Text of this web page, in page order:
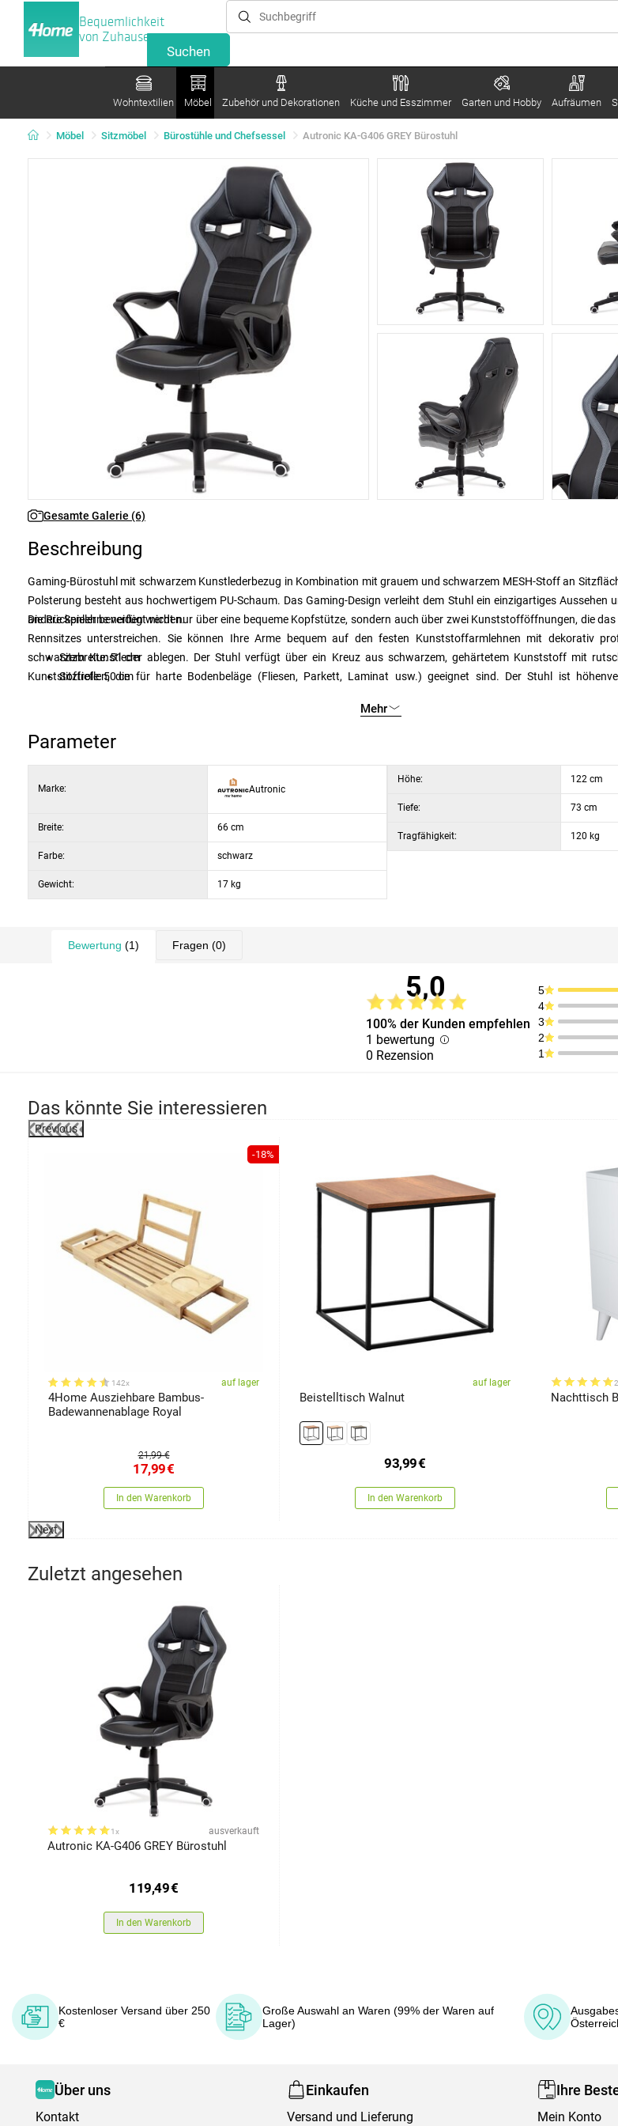
Bequemlichkeit
von Zuhause
Wohntextilien Möbel Zubehör und Dekorationen Küche und Esszimmer Garten und Hobby Aufräumen
Möbel Sitzmöbel Bürostühle und Chefsessel Autronic KA-G406 GREY Bürostuhl
Gesamte Galerie (6)
Beschreibung
Gaming-Bürostuhl mit schwarzem Kunstlederbezug in Kombination mit grauem und schwarzem MESH-Stoff an
Polsterung besteht aus hochwertigem PU-Schaum. Das Gaming-Design verleiht dem Stuhl ein einzigartiges Aussehen
andere Spieler beneiden werden.
Die Rückenlehne verfügt nicht nur über eine bequeme Kopfstütze, sondern auch über zwei Kunststofföffnungen, die
Rennsitzes unterstreichen. Sie können Ihre Arme bequem auf den festen Kunststoffarmlehnen mit dekorativ
schwarzem Kunstleder ablegen. Der Stuhl verfügt über ein Kreuz aus schwarzem, gehärtetem Kunststoff mit
Kunststoffrollen, die für harte Bodenbeläge (Fliesen, Parkett, Laminat usw.) geeignet sind. Der Stuhl ist
Sitzbreite: 51 cm
Sitztiefe: 50 cm
Material: Kunstleder + Kunststoff
Mehr
Parameter
Marke: Autronic
Breite: 66 cm
Farbe: schwarz
Gewicht: 17 kg
Höhe: 122 cm
Tiefe: 73 cm
Tragfähigkeit: 120 kg
Bewertung (1) Fragen (0)
5,0
100% der Kunden empfehlen
1 bewertung
0 Rezension
5
4
3
2
1
Das könnte Sie interessieren
Previous
-18%
142x auf lager
4Home Ausziehbare Bambus-
Badewannenablage Royal
21,99 €
17,99€
In den Warenkorb
auf lager
Beistelltisch Walnut
93,99€
In den Warenkorb
Nachttisch
Next
Zuletzt angesehen
1x ausverkauft
Autronic KA-G406 GREY Bürostuhl
119,49€
In den Warenkorb
Kostenloser Versand über 250
€
Große Auswahl an Waren (99% der Waren auf
Lager)
Über uns
Kontakt
Einkaufen
Versand und Lieferung
Ihre
Mein Konto